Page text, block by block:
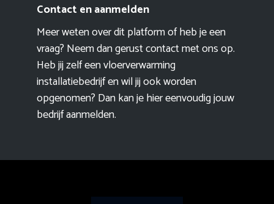
Contact en aanmelden
Meer weten over dit platform of heb je een
vraag? Neem dan gerust contact met ons op.
Heb jij zelf een vloerverwarming
installatiebedrijf en wil jij ook worden
opgenomen? Dan kan je hier eenvoudigjouw
bedrijf aanmelden.